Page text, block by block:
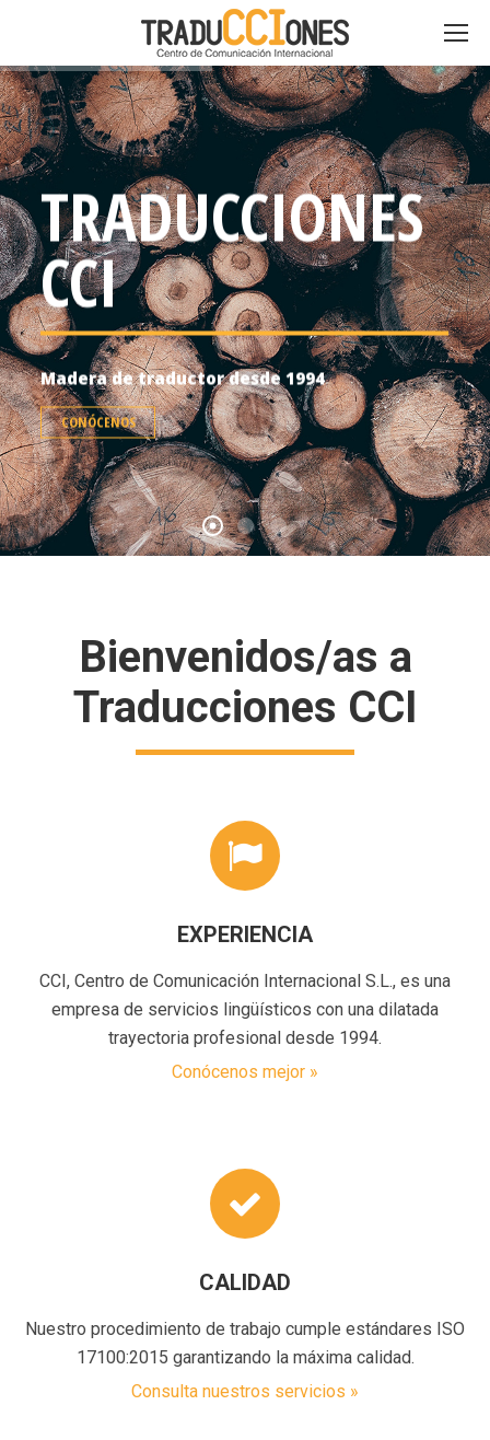
TRADUCCIONES
CCI
Madera de traductor desde 1994
CONÓCENOS
Bienvenidos/as a
Traducciones CCI
EXPERIENCIA
CCI, Centro de Comunicación Internacional S.L., es una
empresa de servicios lingüísticos con una dilatada
trayectoria profesional desde 1994.
Conócenos mejor »
CALIDAD
Nuestro procedimiento de trabajo cumple estándares ISO
17100:2015 garantizando la máxima calidad.
Consulta nuestros servicios »